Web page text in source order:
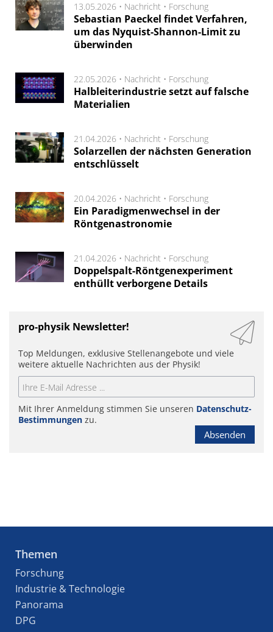
13.05.2026 • Nachricht • Forschung
Sebastian Paeckel findet Verfahren,
um das Nyquist-Shannon-Limit zu
überwinden
22.05.2026 • Nachricht • Forschung
Halbleiterindustrie setzt auf falsche
Materialien
21.04.2026 • Nachricht • Forschung
Solarzellen der nächsten Generation
entschlüsselt
20.04.2026 • Nachricht • Forschung
Ein Paradigmenwechsel in der
Röntgenastronomie
21.04.2026 • Nachricht • Forschung
Doppelspalt-Röntgenexperiment
enthüllt verborgene Details
pro-physik Newsletter!
Top Meldungen, exklusive Stellenangebote und viele
weitere aktuelle Nachrichten aus der Physik!
Mit Ihrer Anmeldung stimmen Sie unseren Datenschutz-
Bestimmungen zu.
Absenden
Themen
Forschung
Industrie & Technologie
Panorama
DPG